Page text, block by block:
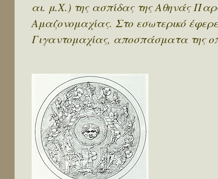
αι. μ.Χ.) της ασπίδας της Αθηνάς
Αμαζονομαχίας. Στο εσωτερικό
Γιγαντομαχίας, αποσπάσματα της